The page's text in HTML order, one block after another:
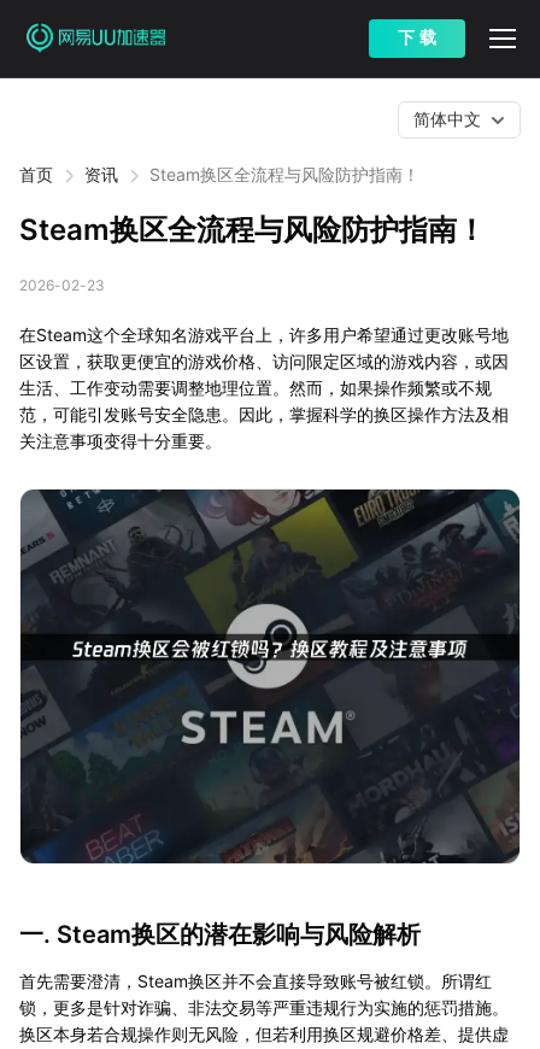
下 载
首页 资讯 Steam换区全流程与风险防护指南！
简体中文
Steam换区全流程与风险防护指南！
2026-02-23
在Steam这个全球知名游戏平台上，许多用户希望通过更改账号地
区设置，获取更便宜的游戏价格、访问限定区域的游戏内容，或因
生活、工作变动需要调整地理位置。然而，如果操作频繁或不规
范，可能引发账号安全隐患。因此，掌握科学的换区操作方法及相
关注意事项变得十分重要。
一. Steam换区的潜在影响与风险解析
首先需要澄清，Steam换区并不会直接导致账号被红锁。所谓红
锁，更多是针对诈骗、非法交易等严重违规行为实施的惩罚措施。
换区本身若合规操作则无风险，但若利用换区规避价格差、提供虚